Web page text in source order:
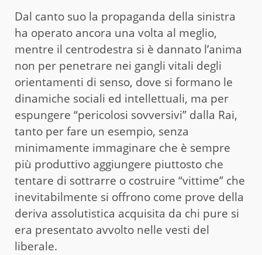
Dal canto suo la propaganda della sinistra
ha operato ancora una volta al meglio,
mentre il centrodestra si è dannato l’anima
non per penetrare nei gangli vitali degli
orientamenti di senso, dove si formano le
dinamiche sociali ed intellettuali, ma per
espungere “pericolosi sovversivi” dalla Rai,
tanto per fare un esempio, senza
minimamente immaginare che è sempre
più produttivo aggiungere piuttosto che
tentare di sottrarre o costruire “vittime” che
inevitabilmente si offrono come prove della
deriva assolutistica acquisita da chi pure si
era presentato avvolto nelle vesti del
liberale.